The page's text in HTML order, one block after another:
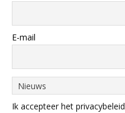
E-mail
Ik accepteer het privacybeleid